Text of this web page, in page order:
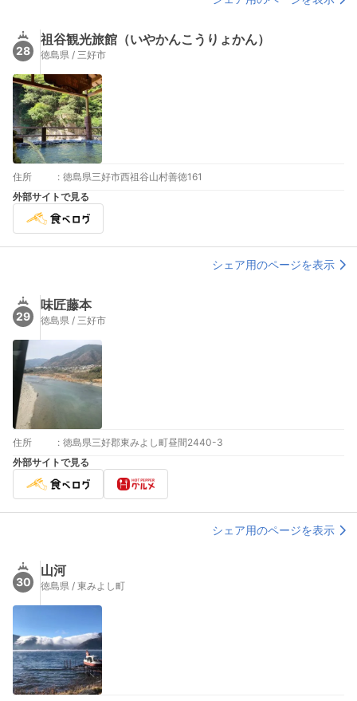
28
祖谷観光旅館（いやかんこうりょかん）
徳島県 / 三好市
住所 : 徳島県三好市西祖谷山村善徳161
外部サイトで見る
シェア用のページを表示
29
味匠藤本
徳島県 / 三好市
住所 : 徳島県三好郡東みよし町昼間2440-3
外部サイトで見る
シェア用のページを表示
30
山河
徳島県 / 東みよし町